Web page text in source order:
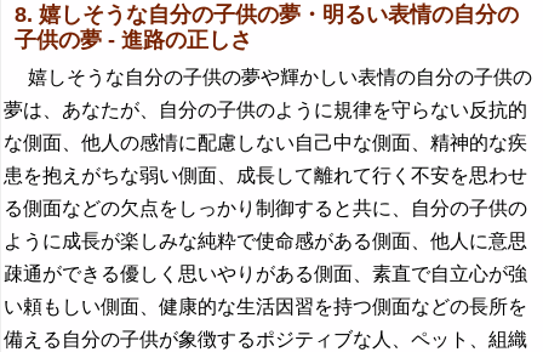
8. 嬉しそうな自分の子供の夢・明るい表情の自分の
子供の夢 - 進路の正しさ
嬉しそうな自分の子供の夢や輝かしい表情の自分の子供の
夢は、あなたが、自分の子供のように規律を守らない反抗的
な側面、他人の感情に配慮しない自己中な側面、精神的な疾
患を抱えがちな弱い側面、成長して離れて行く不安を思わせ
る側面などの欠点をしっかり制御すると共に、自分の子供の
ように成長が楽しみな純粋で使命感がある側面、他人に意思
疎通ができる優しく思いやりがある側面、素直で自立心が強
い頼もしい側面、健康的な生活因習を持つ側面などの長所を
備える自分の子供が象徴するポジティブな人、ペット、組織